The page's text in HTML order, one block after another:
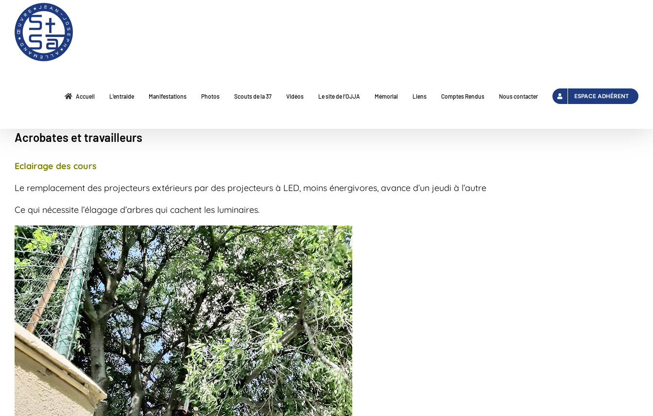
contenu
Accueil L’entraide Manifestations Photos Scouts de la 37 Vidéos Le site de l’OJJA Mémorial Liens Comptes Rendus Nous contacter ESPACE ADHÉRENT
Acrobates et travailleurs
Eclairage des cours
Le remplacement des projecteurs extérieurs par des projecteurs à LED, moins énergivores, avance d’un jeudi à l’autre
Ce qui nécessite l’élagage d’arbres qui cachent les luminaires.